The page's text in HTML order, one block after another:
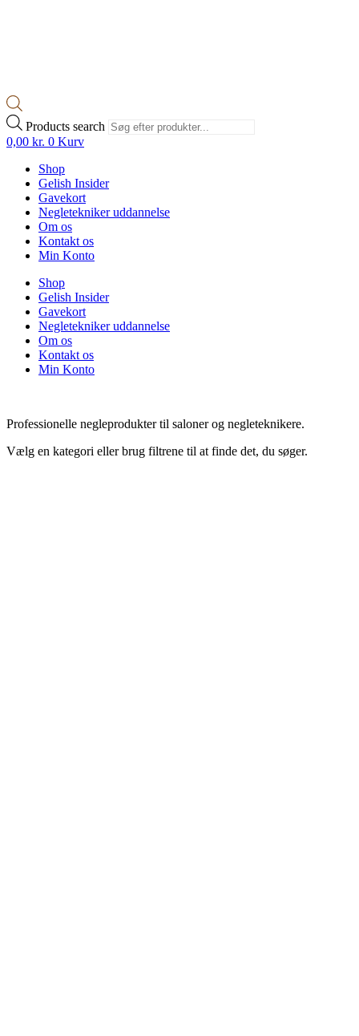
Products search
0,00 kr. 0 Kurv
Shop
Gelish Insider
Gavekort
Negletekniker uddannelse
Om os
Kontakt os
Min Konto
Shop
Gelish Insider
Gavekort
Negletekniker uddannelse
Om os
Kontakt os
Min Konto
Professionelle negleprodukter til saloner og negleteknikere.
Vælg en kategori eller brug filtrene til at finde det, du søger.